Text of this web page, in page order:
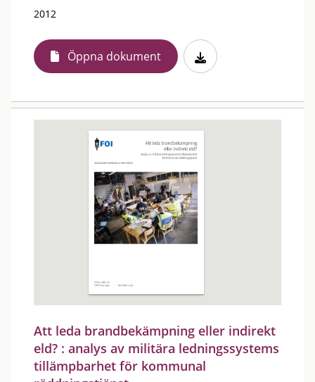
2012
Öppna dokument
Att leda brandbekämpning eller indirekt
eld? : analys av militära ledningssystems
tillämpbarhet för kommunal